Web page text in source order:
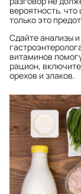
вероятность,
только это
Сдайте анализы
витаминов
рацион,
орехов и злаков.